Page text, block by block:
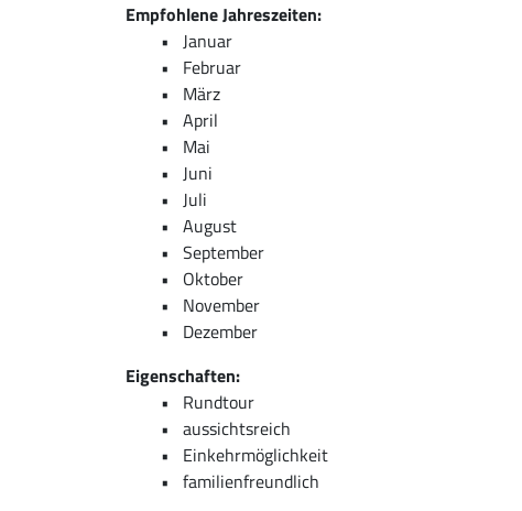
Empfohlene Jahreszeiten:
Januar
Februar
März
April
Mai
Juni
Juli
August
September
Oktober
November
Dezember
Eigenschaften:
Rundtour
aussichtsreich
Einkehrmöglichkeit
familienfreundlich